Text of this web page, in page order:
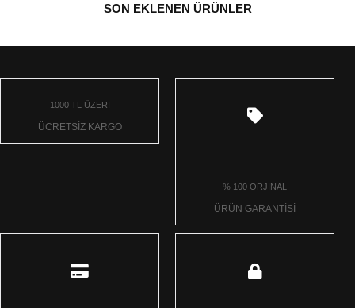
SON EKLENEN ÜRÜNLER
1000 TL ÜZERİ
ÜCRETSİZ KARGO
% 100 ORJİNAL
ÜRÜN GARANTİSİ